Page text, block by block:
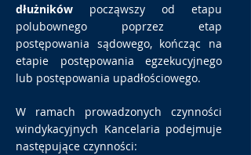
dłużników począwszy od etapu
polubownego poprzez etap
postępowania sądowego, kończąc na
etapie postępowania egzekucyjnego
lub postępowania upadłościowego.
W ramach prowadzonych czynności
windykacyjnych Kancelaria podejmuje
następujące czynności: